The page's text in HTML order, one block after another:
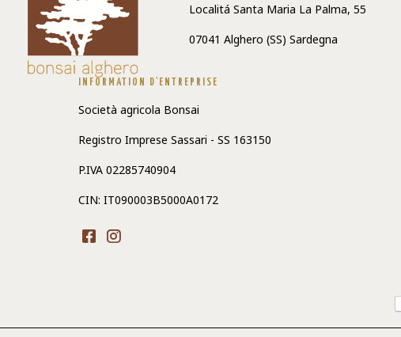
Localitá Santa Maria La Palma, 55
07041 Alghero (SS) Sardegna
INFORMATION D'ENTREPRISE
Società agricola Bonsai
Registro Imprese Sassari - SS 163150
P.IVA 02285740904
CIN: IT090003B5000A0172